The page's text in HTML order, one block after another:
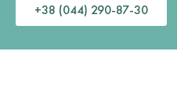
+38 (044) 290-87-30